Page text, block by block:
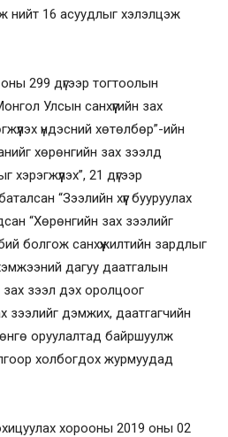
нийт 16 асуудлыг хэлэлцэж
299 дүгээр тогтоолын
Улсын санхүүгийн зах
үндэсний хөтөлбөр”-ийн
хөрөнгийн зах зээлд
21 дүгээр
“Зээлийн хүүг бууруулах
“Хөрөнгийн зах зээлийг
болгож санхүүжилтийн зардлыг
дагуу даатгалын
зээл дэх оролцоог
зээлийг дэмжих, даатгагчийн
оруулалтад байршуулж
холбогдох журмуудад
хорооны 2019 оны 02